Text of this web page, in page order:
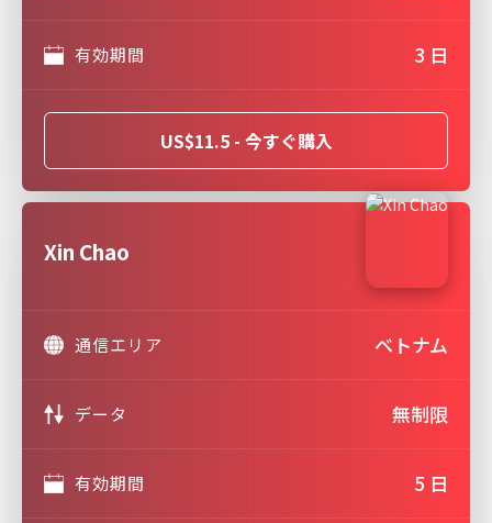
有効期間 3 日
US$11.5 - 今すぐ購入
Xin Chao
通信エリア ベトナム
データ 無制限
有効期間 5 日